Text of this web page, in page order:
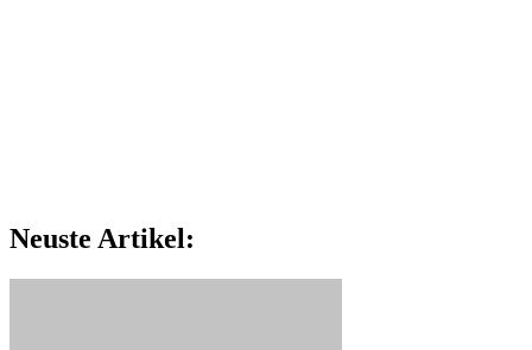
Neuste Artikel: